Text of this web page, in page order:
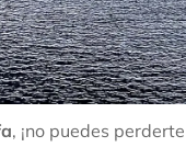
, ¡no puedes